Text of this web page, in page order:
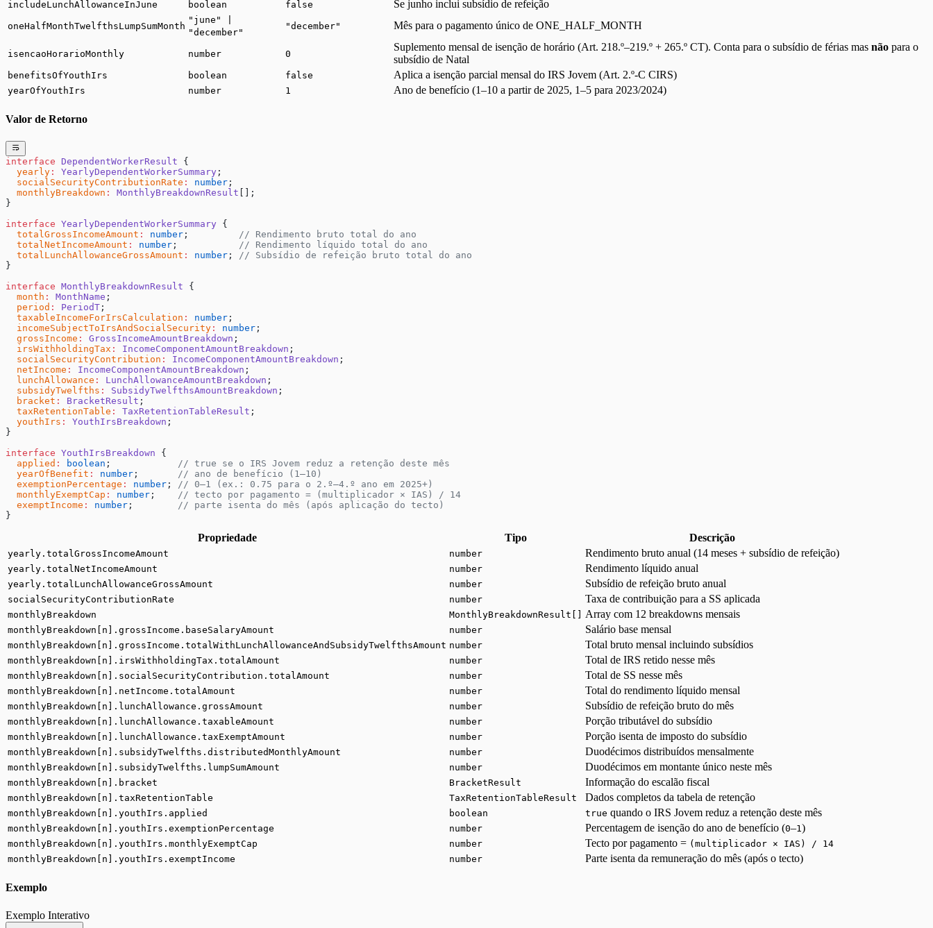
includeLunchAllowanceInJune boolean false Se junho inclui subsídio de refeição
oneHalfMonthTwelfthsLumpSumMonth
"june" |
"december"
"december" Mês para o pagamento único de ONE_HALF_MONTH
isencaoHorarioMonthly number 0
Suplemento mensal de isenção de horário (Art. 218.º–219.º + 265.º CT). Conta para o subsídio de férias mas não para o
subsídio de Natal
benefitsOfYouthIrs boolean false Aplica a isenção parcial mensal do IRS Jovem (Art. 2.º-C CIRS)
yearOfYouthIrs number 1 Ano de benefício (1–10 a partir de 2025, 1–5 para 2023/2024)
Valor de Retorno
interface DependentWorkerResult {
  yearly
: YearlyDependentWorkerSummary ;
  socialSecurityContributionRate
: number ;
  monthlyBreakdown
: MonthlyBreakdownResult [];
}
interface YearlyDependentWorkerSummary {
  totalGrossIncomeAmount
: number ; // Rendimento bruto total do ano
  totalNetIncomeAmount
: number ; // Rendimento líquido total do ano
  totalLunchAllowanceGrossAmount
: number ; // Subsídio de refeição bruto total do ano
}
interface MonthlyBreakdownResult {
  month
: MonthName ;
  period
: PeriodT ;
  taxableIncomeForIrsCalculation
: number ;
  incomeSubjectToIrsAndSocialSecurity
: number ;
  grossIncome
: GrossIncomeAmountBreakdown ;
  irsWithholdingTax
: IncomeComponentAmountBreakdown ;
  socialSecurityContribution
: IncomeComponentAmountBreakdown ;
  netIncome
: IncomeComponentAmountBreakdown ;
  lunchAllowance
: LunchAllowanceAmountBreakdown ;
  subsidyTwelfths
: SubsidyTwelfthsAmountBreakdown ;
  bracket
: BracketResult ;
  taxRetentionTable
: TaxRetentionTableResult ;
  youthIrs
: YouthIrsBreakdown ;
}
interface YouthIrsBreakdown {
  applied
: boolean ; // true se o IRS Jovem reduz a retenção deste mês
  yearOfBenefit
: number ; // ano de benefício (1–10)
  exemptionPercentage
: number ; // 0–1 (ex.: 0.75 para o 2.º–4.º ano em 2025+)
  monthlyExemptCap
: number ; // tecto por pagamento = (multiplicador × IAS) / 14
  exemptIncome
: number ; // parte isenta do mês (após aplicação do tecto)
}
Propriedade Tipo Descrição
yearly.totalGrossIncomeAmount number Rendimento bruto anual (14 meses + subsídio de refeição)
yearly.totalNetIncomeAmount number Rendimento líquido anual
yearly.totalLunchAllowanceGrossAmount number Subsídio de refeição bruto anual
socialSecurityContributionRate number Taxa de contribuição para a SS aplicada
monthlyBreakdown MonthlyBreakdownResult[] Array com 12 breakdowns mensais
monthlyBreakdown[n].grossIncome.baseSalaryAmount number Salário base mensal
monthlyBreakdown[n].grossIncome.totalWithLunchAllowanceAndSubsidyTwelfthsAmount number Total bruto mensal incluindo subsídios
monthlyBreakdown[n].irsWithholdingTax.totalAmount number Total de IRS retido nesse mês
monthlyBreakdown[n].socialSecurityContribution.totalAmount number Total de SS nesse mês
monthlyBreakdown[n].netIncome.totalAmount number Total do rendimento líquido mensal
monthlyBreakdown[n].lunchAllowance.grossAmount number Subsídio de refeição bruto do mês
monthlyBreakdown[n].lunchAllowance.taxableAmount number Porção tributável do subsídio
monthlyBreakdown[n].lunchAllowance.taxExemptAmount number Porção isenta de imposto do subsídio
monthlyBreakdown[n].subsidyTwelfths.distributedMonthlyAmount number Duodécimos distribuídos mensalmente
monthlyBreakdown[n].subsidyTwelfths.lumpSumAmount number Duodécimos em montante único neste mês
monthlyBreakdown[n].bracket BracketResult Informação do escalão fiscal
monthlyBreakdown[n].taxRetentionTable TaxRetentionTableResult Dados completos da tabela de retenção
monthlyBreakdown[n].youthIrs.applied boolean true quando o IRS Jovem reduz a retenção deste mês
monthlyBreakdown[n].youthIrs.exemptionPercentage number Percentagem de isenção do ano de benefício (0–1)
monthlyBreakdown[n].youthIrs.monthlyExemptCap number Tecto por pagamento = (multiplicador × IAS) / 14
monthlyBreakdown[n].youthIrs.exemptIncome
number Parte isenta da remuneração do mês (após o tecto)
Exemplo
Exemplo Interativo